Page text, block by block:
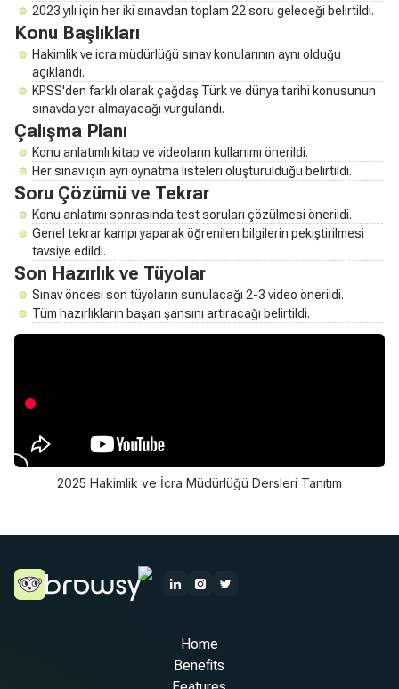
2023 yılı için her iki sınavdan toplam 22 soru geleceği belirtildi.
Konu Başlıkları
Hakimlik ve icra müdürlüğü sınav konularının aynı olduğu
açıklandı.
KPSS'den farklı olarak çağdaş Türk ve dünya tarihi konusunun
sınavda yer almayacağı vurgulandı.
Çalışma Planı
Konu anlatımlı kitap ve videoların kullanımı önerildi.
Her sınav için ayrı oynatma listeleri oluşturulduğu belirtildi.
Soru Çözümü ve Tekrar
Konu anlatımı sonrasında test soruları çözülmesi önerildi.
Genel tekrar kampı yaparak öğrenilen bilgilerin pekiştirilmesi
tavsiye edildi.
Son Hazırlık ve Tüyolar
Sınav öncesi son tüyoların sunulacağı 2-3 video önerildi.
Tüm hazırlıkların başarı şansını artıracağı belirtildi.
2025 Hakimlik ve İcra Müdürlüğü Dersleri Tanıtım
Home
Benefits